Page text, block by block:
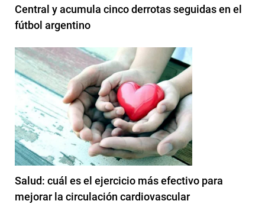
Central y acumula cinco derrotas seguidas en el
fútbol argentino
Salud: cuál es el ejercicio más efectivo para
mejorar la circulación cardiovascular